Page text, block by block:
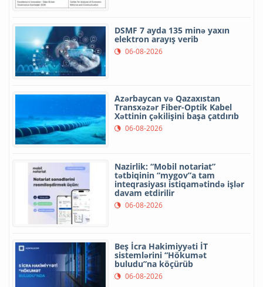
DSMF 7 ayda 135 minə yaxın
elektron arayış verib
06-08-2026
Azərbaycan və Qazaxıstan
Transxəzər Fiber-Optik Kabel
Xəttinin çəkilişini başa çatdırıb
06-08-2026
Nazirlik: “Mobil notariat”
tətbiqinin “mygov”a tam
inteqrasiyası istiqamətində işlər
davam etdirilir
06-08-2026
Beş İcra Hakimiyyəti İT
sistemlərini “Hökumət
buludu”na köçürüb
06-08-2026